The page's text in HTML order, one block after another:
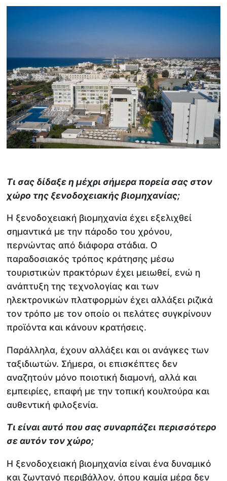
Τι σας δίδαξε η μέχρι σήμερα πορεία σας στον
χώρο της ξενοδοχειακής βιομηχανίας;
Η ξενοδοχειακή βιομηχανία έχει εξελιχθεί
σημαντικά με την πάροδο του χρόνου,
περνώντας από διάφορα στάδια. Ο
παραδοσιακός τρόπος κράτησης μέσω
τουριστικών πρακτόρων έχει μειωθεί, ενώ η
ανάπτυξη της τεχνολογίας και των
ηλεκτρονικών πλατφορμών έχει αλλάξει ριζικά
τον τρόπο με τον οποίο οι πελάτες συγκρίνουν
προϊόντα και κάνουν κρατήσεις.
Παράλληλα, έχουν αλλάξει και οι ανάγκες των
ταξιδιωτών. Σήμερα, οι επισκέπτες δεν
αναζητούν μόνο ποιοτική διαμονή, αλλά και
εμπειρίες, επαφή με την τοπική κουλτούρα και
αυθεντική φιλοξενία.
Τι είναι αυτό που σας συναρπάζει περισσότερο
σε αυτόν τον χώρο;
Η ξενοδοχειακή βιομηχανία είναι ένα δυναμικό
και ζωντανό περιβάλλον, όπου καμία μέρα δεν